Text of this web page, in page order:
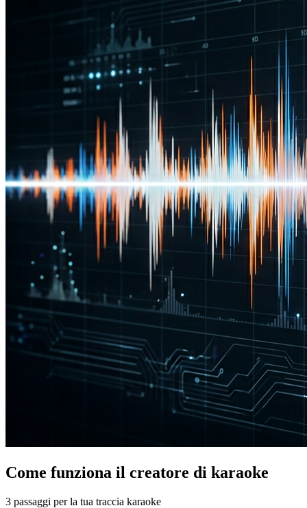
Come funziona il creatore di karaoke
3 passaggi per la tua traccia karaoke